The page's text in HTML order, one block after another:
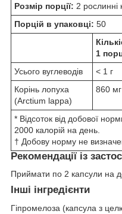
Розмір порції: 2 рослинні
Порцій в упаковці: 50
1
Усього вуглеводів
< 1 г
Корінь лопуха
(Arctium lappa)
860 мг
* Відсоток від добової
2000 калорій на день.
† Добову норму не
Рекомендації із
Приймати по 2 капсули на
Інші інгредієнти
Гіпромелоза (капсула з